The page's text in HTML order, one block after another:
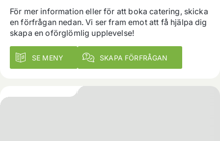
För mer information eller för att boka catering, skicka
en förfrågan nedan. Vi ser fram emot att få hjälpa dig
skapa en oförglömlig upplevelse!
SE MENY SKAPA FÖRFRÅGAN